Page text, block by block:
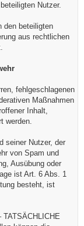
Nutzer.
den beteiligten
aus rechtlichen
fehlgeschlagenen
Maßnahmen
Inhalt,
werden.
seiner Nutzer, der
von Spam und
Ausübung oder
ist Art. 6 Abs. 1
besteht, ist